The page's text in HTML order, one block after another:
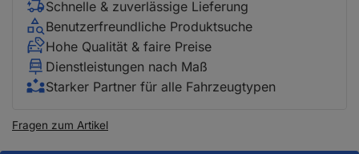
Schnelle & zuverlässige Lieferung
Benutzerfreundliche Produktsuche
Hohe Qualität & faire Preise
Dienstleistungen nach Maß
Starker Partner für alle Fahrzeugtypen
Fragen zum Artikel